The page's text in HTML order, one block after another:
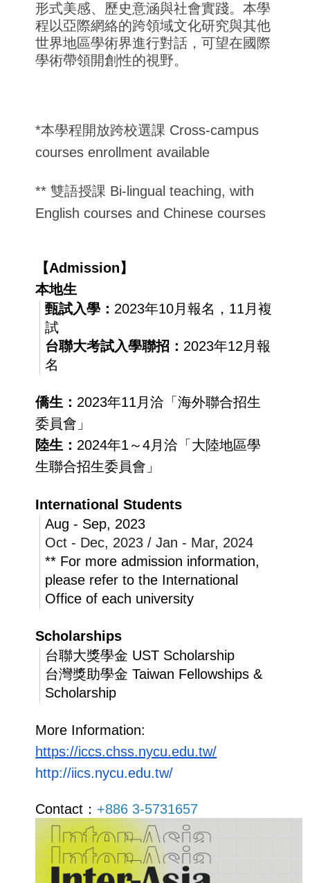
形式美感、 歷史意涵與社會實踐。本學
程以亞際網絡的跨領域文化研究與其他
世界地區學術界進行對話 ，可望在國際
學術帶領開創性的視野。
*本學程開放跨校選課 Cross-campus
courses enrollment available
** 雙語授課 Bi-lingual teaching, with
English courses and Chinese courses
【Admission】
本地生
甄試入學： 2023年10月報名，11月複
試
台聯大考試入學聯招： 2023年12月報
名
僑生： 2023年11月洽「海外聯合招生
委員會」
陸生： 2024年1～4月洽「大陸地區學
生聯合招生委員會」
International Students
Aug - Sep, 2023
Oct - Dec, 2023 / Jan - Mar, 2024
** For more admission information,
please refer to the International
Office of each university
Scholarships
台聯大獎學金 UST Scholarship
台灣獎助學金 Taiwan Fellowships &
Scholarship
More Information:
https://iccs.chss.nycu.edu.tw/
http://iics.nycu.edu.tw/
Contact： +886 3-5731657